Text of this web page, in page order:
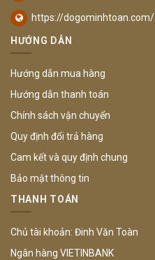
https://dogominhtoan.com/
HƯỚNG DẪN
Hướng dẫn mua hàng
Hướng dẫn thanh toán
Chính sách vận chuyển
Quy định đổi trả hàng
Cam kết và quy định chung
Bảo mật thông tin
THANH TOÁN
Chủ tài khoản: Đinh Văn Toàn
Ngân hàng VIETINBANK